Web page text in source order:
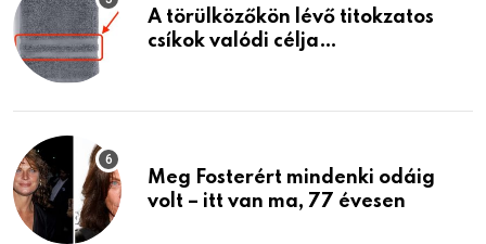
A törülközőkön lévő titokzatos
csíkok valódi célja…
Meg Fosterért mindenki odáig
volt – itt van ma, 77 évesen